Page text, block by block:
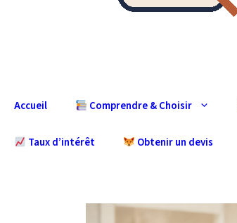
Accueil Comprendre & Choisir
Taux d’intérêt Obtenir un devis